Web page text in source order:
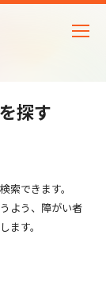
探す
索できます。
よう、障がい者
ます。